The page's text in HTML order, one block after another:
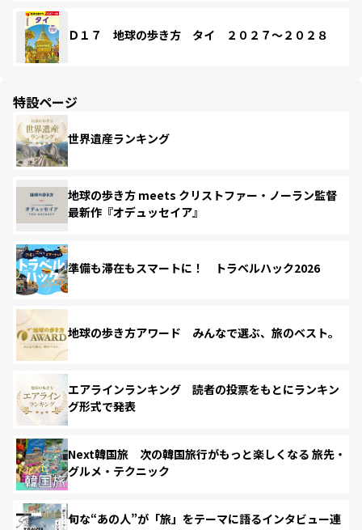
Ｄ１７ 地球の歩き方 タイ ２０２７～２０２８
特設ページ
世界遺産ランキング
地球の歩き方 meets クリストファー・ノーラン監督
最新作『オデュッセイア』
準備も滞在もスマートに！ トラベルハック2026
地球の歩き方アワード みんなで選ぶ、旅のベスト。
エアラインランキング 読者の投票をもとにランキン
グ形式で発表
Next韓国旅 次の韓国旅行がもっと楽しくなる 旅先・
グルメ・テクニック
旬な“あの人”が「旅」をテーマに語るインタビュー連